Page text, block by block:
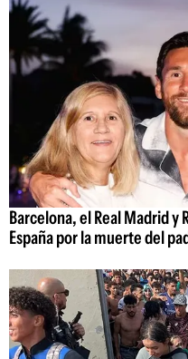
Barcelona, el Real Madrid y
España por la muerte del